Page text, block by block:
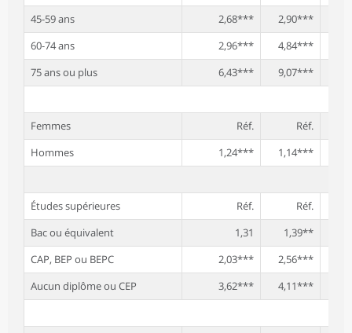
45-59 ans
2,68*** 2,90***
60-74 ans
2,96*** 4,84***
75 ans ou plus
6,43*** 9,07***
Femmes Réf.
Réf.
Hommes
1,24*** 1,14***
Études supérieures Réf.
Réf.
Bac ou équivalent
1,31 1,39**
CAP, BEP ou BEPC
2,03*** 2,56***
Aucun diplôme ou CEP
3,62*** 4,11***